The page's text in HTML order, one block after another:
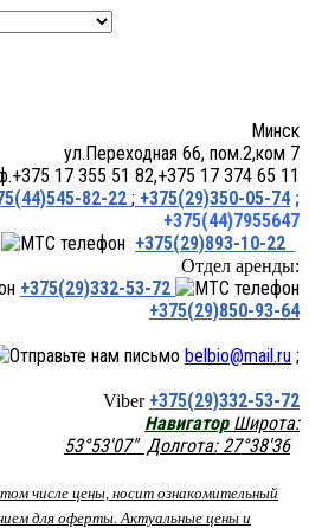
ул.Переходная 66, пом.2,ком 7
17 355 51 82,+375 17 374 65 11
82-22 ; +375(29)350-05-74 ;
+375(44)7955647
+375(29)893-10-22
Отдел аренды:
+375(29)332-53-72
+375(29)850-93-64
belbio@mail.ru ;
Viber +375(29)332-53-72
НавигаторШирота:
53°53'07" Долгота: 27°38'36
числе цены, носит ознакомительный
для оферты. Актуальные цены и